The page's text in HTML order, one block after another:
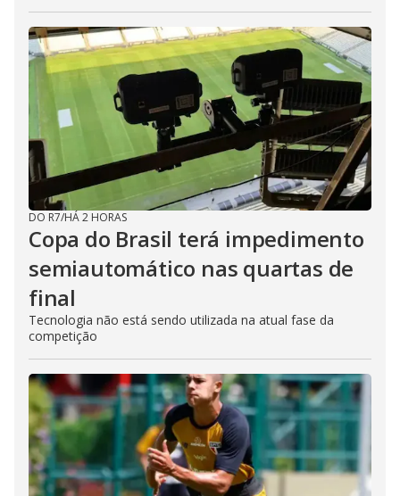
DO R7/HÁ 2 HORAS
Copa do Brasil terá impedimento
semiautomático nas quartas de
final
Tecnologia não está sendo utilizada na atual fase da
competição